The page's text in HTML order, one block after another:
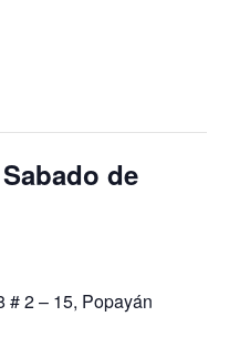
de
# 2 – 15, Popayán